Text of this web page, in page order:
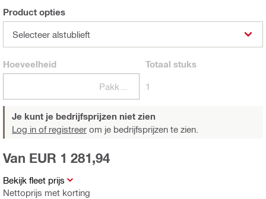
Product opties
Selecteer alstublieft
Hoeveelheid Totaal stuks
1
Je kunt je bedrijfsprijzen niet zien
Log in of registreer om je bedrijfsprijzen te zien.
Bekijk fleet prijs
Nettoprijs met korting
Van EUR 1 281,94